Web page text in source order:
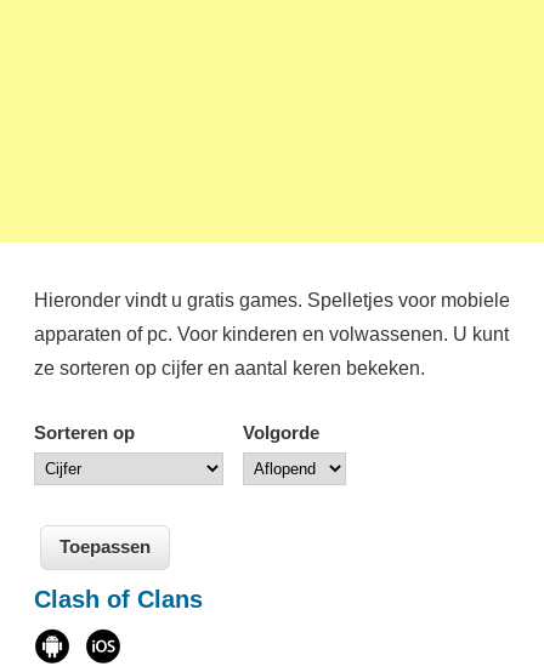
Hieronder vindt u gratis games. Spelletjes voor mobiele
apparaten of pc. Voor kinderen en volwassenen. U kunt
ze sorteren op cijfer en aantal keren bekeken.
Sorteren op Volgorde
Clash of Clans